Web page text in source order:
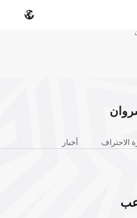
الاحتراف أخبار